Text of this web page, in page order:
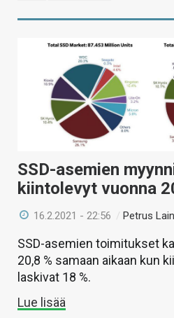
SSD-asemien
kiintolevyt vuonna
16.2.2021 - 22:56 / Petrus
SSD-asemien toimitukset
20,8 % samaan aikaan kun
laskivat 18 %.
Lue lisää